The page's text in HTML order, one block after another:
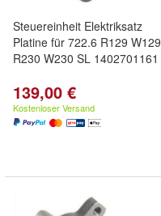
Steuereinheit Elektriksatz
Platine für 722.6 R129 W129
R230 W230 SL 1402701161
139,00 €
Kostenloser Versand